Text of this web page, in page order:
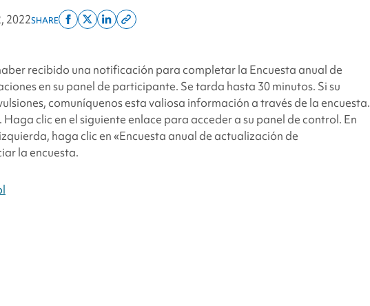
2022SHARE
Share
facebook
Share
twitter
Share
linkedin
Copy
page
link
recibido una notificación para completar la Encuesta anual de
en su panel de participante. Se tarda hasta 30 minutos. Si su
comuníquenos esta valiosa información a través de la encuesta.
clic en el siguiente enlace para acceder a su panel de control. En
haga clic en «Encuesta anual de actualización de
la encuesta.